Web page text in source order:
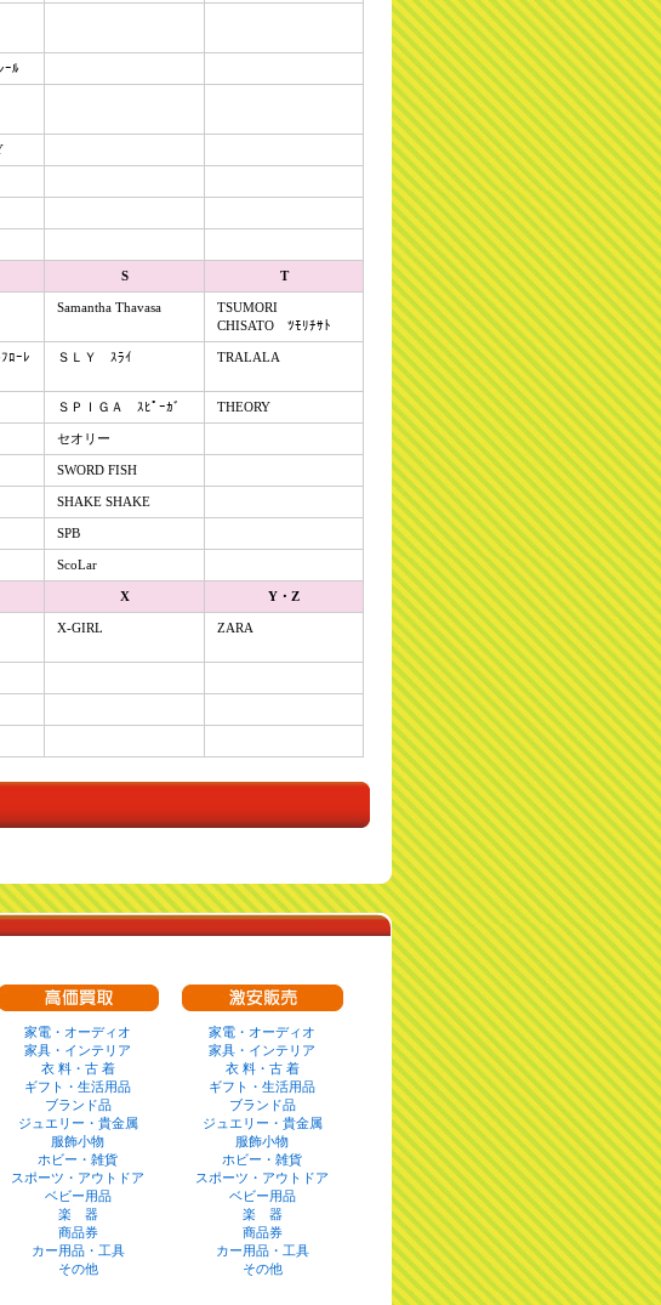
ｰﾙ
S T
Samantha Thavasa
TSUMORI
CHISATO ﾂﾓﾘﾁｻﾄ
ﾛｰﾚ
ＳＬＹ ｽﾗｲ TRALALA
ＳＰＩＧＡ ｽﾋﾟｰｶﾞ THEORY
セオリー
SWORD FISH
SHAKE SHAKE
SPB
ScoLar
X Y・Z
X-GIRL ZARA
家電・オーディオ
家具・インテリア
衣 料・古 着
ギフト・生活用品
ブランド品
ジュエリー・貴金属
服飾小物
ホビー・雑貨
スポーツ・アウトドア
ベビー用品
楽 器
商品券
カー用品・工具
その他
家電・オーディオ
家具・インテリア
衣 料・古 着
ギフト・生活用品
ブランド品
ジュエリー・貴金属
服飾小物
ホビー・雑貨
スポーツ・アウトドア
ベビー用品
楽 器
商品券
カー用品・工具
その他